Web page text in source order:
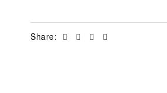
Share: Facebook
TwitterLinkedin